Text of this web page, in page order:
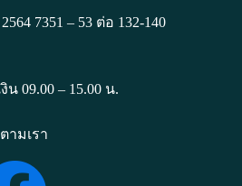
7351 – 53 ต่อ 132-140
09.00 – 15.00 น.
ามเรา